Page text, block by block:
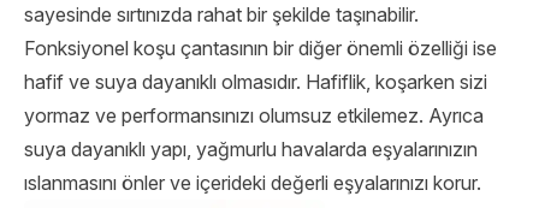
sayesinde sırtınızda rahat bir şekilde taşınabilir.
Fonksiyonel koşu çantasının bir diğer önemli özelliği ise
hafif ve suya dayanıklı olmasıdır. Hafiflik, koşarken sizi
yormaz ve performansınızı olumsuz etkilemez. Ayrıca
suya dayanıklı yapı, yağmurlu havalarda eşyalarınızın
ıslanmasını önler ve içerideki değerli eşyalarınızı korur.